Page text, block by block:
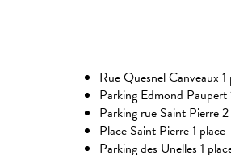
Rue Quesnel Canveaux 1
Parking Edmond Paupert
Parking rue Saint Pierre 2
Place Saint Pierre 1 place
Parking des Unelles 1